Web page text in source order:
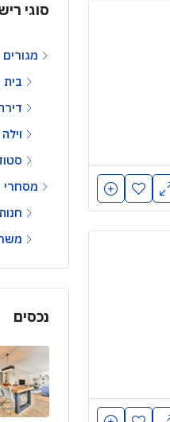
סוגי
מגורים
וילה
מסחרי
חנות
נכסים